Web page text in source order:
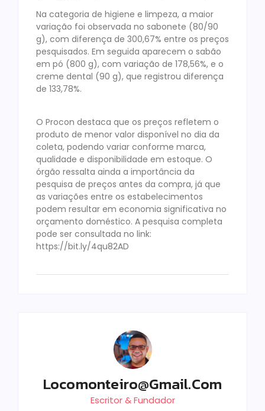
Na categoria de higiene e limpeza, a maior
variação foi observada no sabonete (80/90
g), com diferença de 300,67% entre os preços
pesquisados. Em seguida aparecem o sabão
em pó (800 g), com variação de 178,56%, e o
creme dental (90 g), que registrou diferença
de 133,78%.
O Procon destaca que os preços refletem o
produto de menor valor disponível no dia da
coleta, podendo variar conforme marca,
qualidade e disponibilidade em estoque. O
órgão ressalta ainda a importância da
pesquisa de preços antes da compra, já que
as variações entre os estabelecimentos
podem resultar em economia significativa no
orçamento doméstico. A pesquisa completa
pode ser consultada no link:
https://bit.ly/4qu82AD
Locomonteiro@gmail.com
Escritor & Fundador